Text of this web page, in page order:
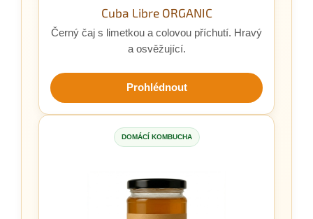
Cuba Libre ORGANIC
Černý čaj s limetkou a colovou příchutí. Hravý
a osvěžující.
Prohlédnout
DOMÁCÍ KOMBUCHA